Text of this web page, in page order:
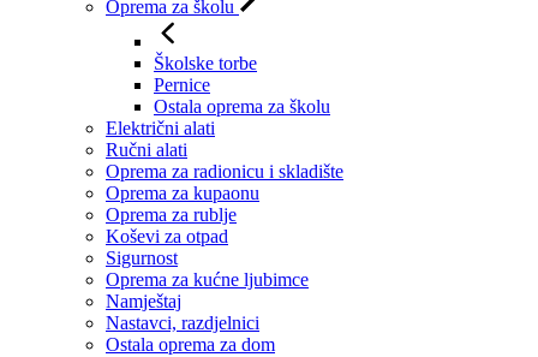
Oprema za školu
Školske torbe
Pernice
Ostala oprema za školu
Električni alati
Ručni alati
Oprema za radionicu i skladište
Oprema za kupaonu
Oprema za rublje
Koševi za otpad
Sigurnost
Oprema za kućne ljubimce
Namještaj
Nastavci, razdjelnici
Ostala oprema za dom